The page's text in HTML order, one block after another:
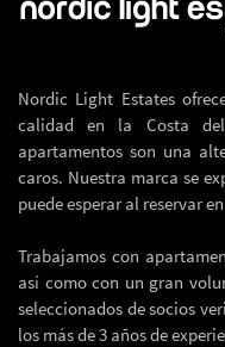
Nordic Light Estates
calidad en la Costa
apartamentos son una
caros. Nuestra marca se
puede esperar al reservar
Trabajamos con
así como con un gran
seleccionados de socios
los más de 3 años de